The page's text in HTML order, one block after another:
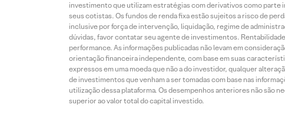
investimento que utilizam estratégias com derivativos como parte
seus cotistas. Os fundos de renda fixa estão sujeitos a risco de
inclusive por força de intervenção, liquidação, regime de
dúvidas, favor contatar seu agente de investimentos.
performance. As informações publicadas não levam em
orientação financeira independente, com base em suas
expressos em uma moeda que não a do investidor, qualquer
de investimentos que venham a ser tomadas com base nas
utilização dessa plataforma. Os desempenhos anteriores não são
superior ao valor total do capital investido.